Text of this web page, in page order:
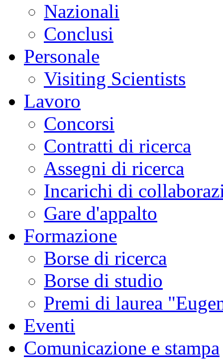
Nazionali
Conclusi
Personale
Visiting Scientists
Lavoro
Concorsi
Contratti di ricerca
Assegni di ricerca
Incarichi di
Gare d'appalto
Formazione
Borse di ricerca
Borse di studio
Premi di laurea
Eventi
Comunicazione e stampa